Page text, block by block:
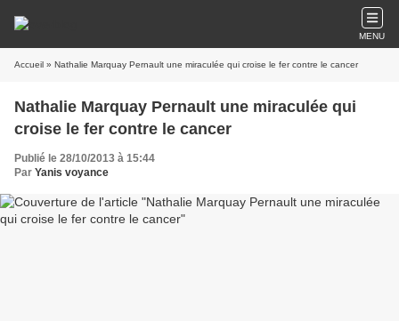
MENU
Accueil » Nathalie Marquay Pernault une miraculée qui croise le fer contre le cancer
Nathalie Marquay Pernault une miraculée qui
croise le fer contre le cancer
Publié le 28/10/2013 à 15:44
Par Yanis voyance